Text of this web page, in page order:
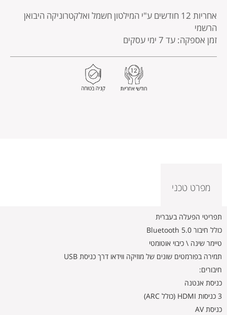
אחריות 12 חודשים
ע"י המילטון חשמל ואלקטרוניקה היבואן
הרשמי
זמן אספקה: עד 7 ימי עסקים
מפרט טכני
תפריטי הפעלה בעברית
כולל חיבור Bluetooth 5.0
טיימר שינה \ כיבוי אוטומטי
תמירה בפורמטים שונים של מוזיקה ווידאו דרך כניסת USB
חיבורים:
כניסת אנטנה
3 כניסות HDMI (כולל ARC)
כניסת AV